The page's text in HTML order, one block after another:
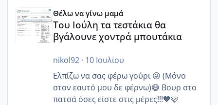
Θέλω να γίνω μαμά
Του Ιούλη τα τεστάκια θα
βγάλουνε χοντρά μπουτάκια
nikol92· 10 Ιουλίου
Ελπίζω να σας φέρω γούρι 😜 (Μόνο
στον εαυτό μου δε φέρνω)😅 Βουρ στο
πατσά όσες είστε στις μέρες!!!💙🩷